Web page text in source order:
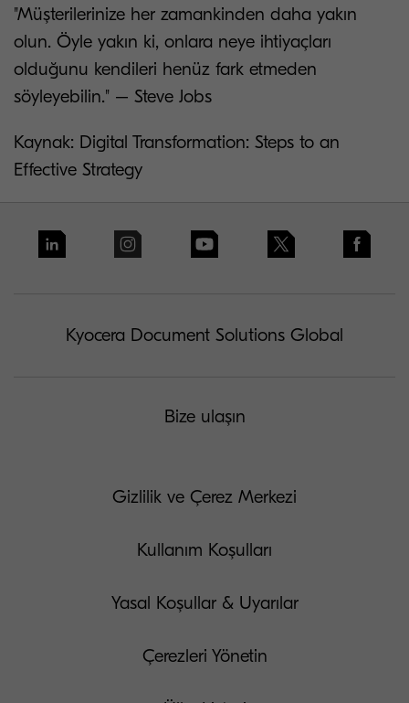
"Müşterilerinize her zamankinden daha yakın
olun. Öyle yakın ki, onlara neye ihtiyaçları
olduğunu kendileri henüz fark etmeden
söyleyebilin." – Steve Jobs
Kaynak: Digital Transformation: Steps to an
Effective Strategy
Kyocera Document Solutions Global
Bize ulaşın
Gizlilik ve Çerez Merkezi
Kullanım Koşulları
Yasal Koşullar & Uyarılar
Çerezleri Yönetin